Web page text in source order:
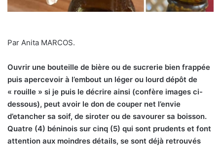
Par Anita MARCOS.
Ouvrir une bouteille de bière ou de sucrerie bien frappée
puis apercevoir à l’embout un léger ou lourd dépôt de
« rouille » si je puis le décrire ainsi (confère images ci-
dessous), peut avoir le don de couper net l’envie
d’etancher sa soif, de siroter ou de savourer sa boisson.
Quatre (4) béninois sur cinq (5) qui sont prudents et font
attention aux moindres détails, se sont déjà retrouvés